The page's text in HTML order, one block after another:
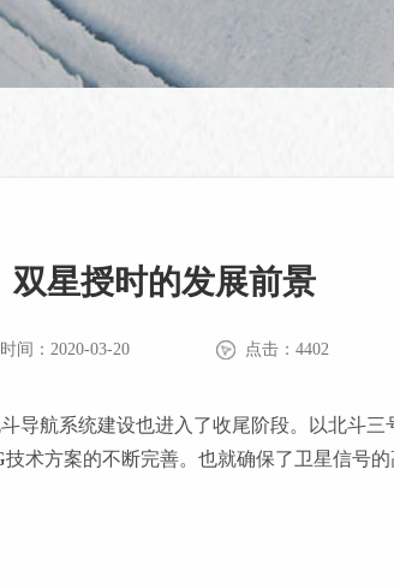
双星授时的发展前景
时间：2020-03-20 点击：4402
导航系统建设也进入了收尾阶段。以北斗三
技术方案的不断完善。也就确保了卫星信号的